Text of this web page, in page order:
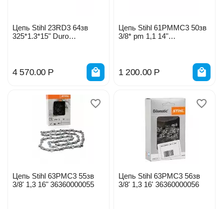
Цепь Stihl 23RD3 64зв
325*1.3*15" Duro
4 570.00 Р
Цепь Stihl 61PMMC3 50зв
3/8* pm 1,1 14"
1 200.00 Р
Цепь Stihl 63PMC3 55зв
3/8' 1,3 16" 36360000055
Цепь Stihl 63PMC3 56зв
3/8' 1,3 16' 36360000056